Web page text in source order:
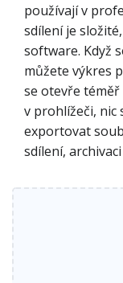
používají v
sdílení je
software. Když
můžete výkres
se otevře
v prohlížeči, nic
exportovat
sdílení,